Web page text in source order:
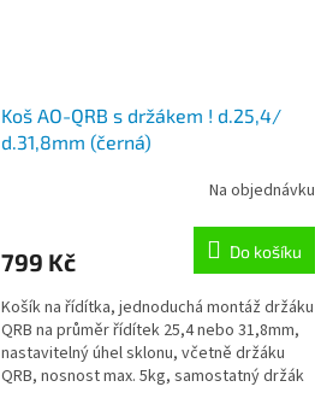
Koš AO-QRB s držákem ! d.25,4/
d.31,8mm (černá)
Na objednávku
799 Kč Do košíku
Košík na řídítka, jednoduchá montáž držáku
QRB na průměr řídítek 25,4 nebo 31,8mm,
nastavitelný úhel sklonu, včetně držáku
QRB, nosnost max. 5kg, samostatný držák